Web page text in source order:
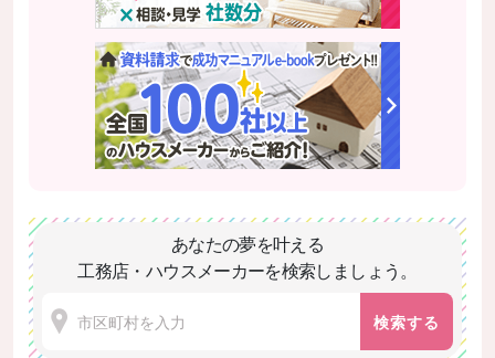
あなたの夢を叶える
工務店・ハウスメーカーを検索しましょう。
検索する